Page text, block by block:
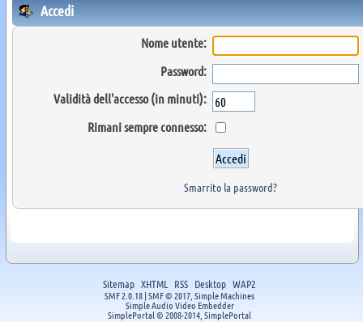
Accedi
Nome utente:
Password:
Validità dell'accesso (in minuti):
Rimani sempre connesso:
Smarrito la password?
Sitemap XHTML RSS Desktop WAP2
SMF 2.0.18|SMF © 2017 Simple Machines
Simple Audio Video Embedder
SimplePortal © 2008-2014, SimplePortal